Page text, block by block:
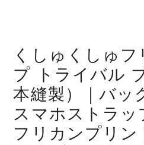
くしゅくしゅフ
プ トライバル
本縫製）｜バッ
スマホストラッ
フリカンプリン